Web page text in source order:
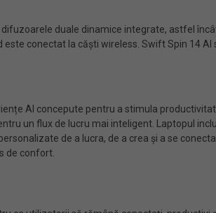
duale dinamice integrate, astfel
conectat la căști wireless. Swift Spin 14
AI concepute pentru a stimula
un flux de lucru mai inteligent. Laptopul
de a lucra, de a crea și a se
de confort.